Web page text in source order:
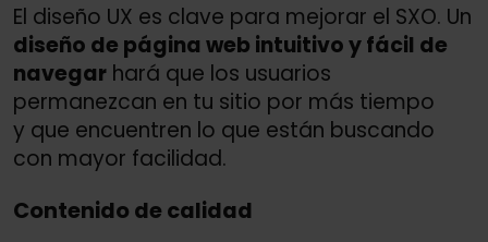
El diseño UX es clave para mejorar el SXO. Un
diseño de página web intuitivo y fácil de
navegar hará que los usuarios
permanezcan en tu sitio por más tiempo
y que encuentren lo que están buscando
con mayor facilidad.
Contenido de calidad